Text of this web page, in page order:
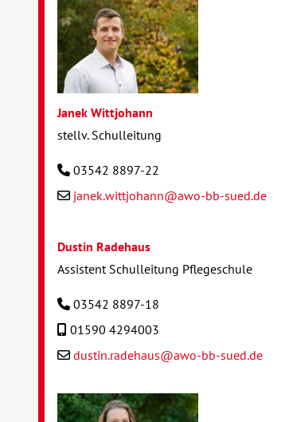
Janek Wittjohann
stellv. Schulleitung
03542 8897-22
janek.wittjohann@awo-bb-sued.de
Dustin Radehaus
Assistent Schulleitung Pflegeschule
03542 8897-18
01590 4294003
dustin.radehaus@awo-bb-sued.de